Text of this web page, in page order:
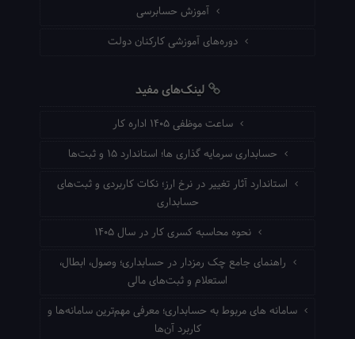
آموزش حسابرسی
دوره‌های آموزشی کارکنان دولت
لینک‌های مفید
ساعت موظفی ۱۴۰۵ اداره کار
حسابداری سرمایه گذاری ها؛ استاندارد ۱۵ و ثبت‌ها
استاندارد آثار تغییر در نرخ ارز؛ نکات کاربردی و ثبت‌های
حسابداری
نحوه محاسبه کسری کار در سال ۱۴۰۵
راهنمای جامع چک رمزدار در حسابداری؛ وصول، ابطال،
استعلام و ثبت‌های مالی
سامانه های مربوط به حسابداری؛ معرفی مهم‌ترین سامانه‌ها و
کاربرد آن‌ها